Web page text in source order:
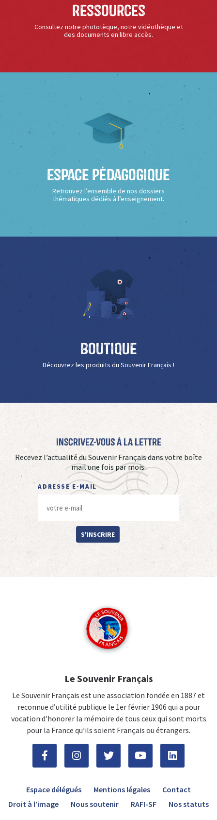
Ressources
Consultez notre phototèque, notre vidéothèque et
des documents en libre accès.
Espace Pédagogique
Retrouvez l’ensemble de nos dossiers
thématiques dédiés à l’enseignement.
Boutique
Découvrez les produits du Souvenir Français !
Inscrivez-vous à La Lettre
Recevez l’actualité du Souvenir Français dans votre boîte
mail une fois par mois.
ADRESSE E-MAIL
S'INSCRIRE
Le Souvenir Français
Le Souvenir Français est une association fondée en 1887 et
reconnue d’utilité publique le 1er février 1906 qui a pour
vocation d'honorer la mémoire de tous ceux qui sont morts
pour la France qu’ils soient Français ou étrangers.
Espace délégués Mentions légales
Contact
Droit à l’image
Nous soutenir RAFI-SF Nos statuts